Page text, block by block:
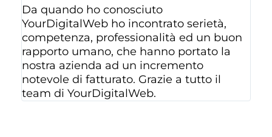
Da quando ho conosciuto
YourDigitalWeb ho incontrato serietà,
competenza, professionalità ed un buon
rapporto umano, che hanno portato la
nostra azienda ad un incremento
notevole di fatturato. Grazie a tutto il
team di YourDigitalWeb.